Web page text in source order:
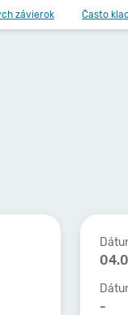
závierok Často
-